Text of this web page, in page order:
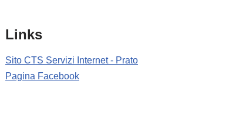
Links
Sito CTS Servizi Internet - Prato
Pagina Facebook